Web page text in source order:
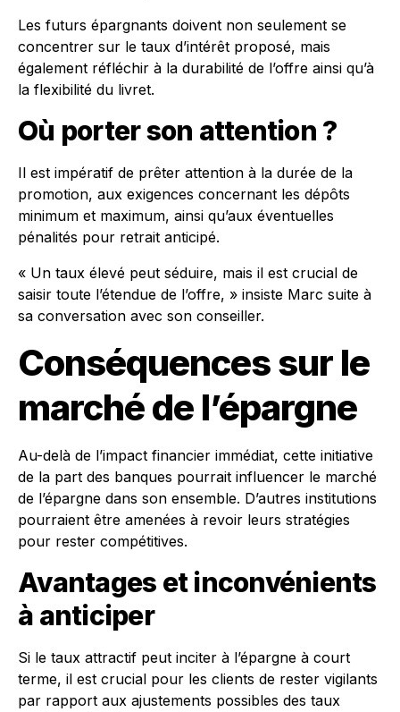
Les futurs épargnants doivent non seulement se
concentrer sur le taux d’intérêt proposé, mais
également réfléchir à la durabilité de l’offre ainsi qu’à
la flexibilité du livret.
Où porter son attention ?
Il est impératif de prêter attention à la durée de la
promotion, aux exigences concernant les dépôts
minimum et maximum, ainsi qu’aux éventuelles
pénalités pour retrait anticipé.
« Un taux élevé peut séduire, mais il est crucial de
saisir toute l’étendue de l’offre, » insiste Marc suite à
sa conversation avec son conseiller.
Conséquences sur le
marché de l’épargne
Au-delà de l’impact financier immédiat, cette initiative
de la part des banques pourrait influencer le marché
de l’épargne dans son ensemble. D’autres institutions
pourraient être amenées à revoir leurs stratégies
pour rester compétitives.
Avantages et inconvénients
à anticiper
Si le taux attractif peut inciter à l’épargne à court
terme, il est crucial pour les clients de rester vigilants
par rapport aux ajustements possibles des taux